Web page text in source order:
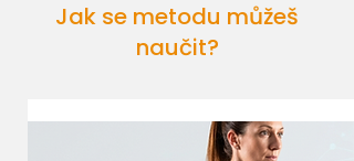
dolní jícnový svěrač a kyseliny se
snáze vrací do jícnu.
Jak se metodu můžeš
naučit?